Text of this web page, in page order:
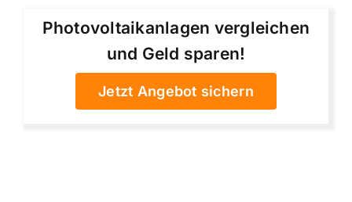
Photovoltaikanlagen vergleichen
und Geld sparen!
Jetzt Angebot sichern